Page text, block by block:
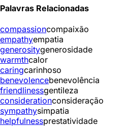
Palavras Relacionadas
compassioncompaixão
empathyempatia
generositygenerosidade
warmthcalor
caringcarinhoso
benevolencebenevolência
friendlinessgentileza
considerationconsideração
sympathysimpatia
helpfulnessprestatividade